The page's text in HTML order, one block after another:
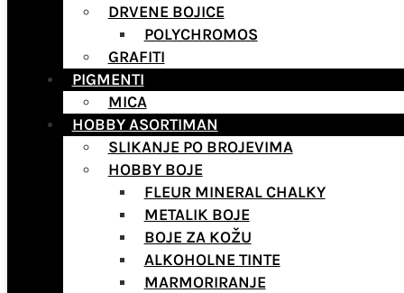
DRVENE BOJICE
POLYCHROMOS
GRAFITI
PIGMENTI
MICA
HOBBY ASORTIMAN
SLIKANJE PO BROJEVIMA
HOBBY BOJE
FLEUR MINERAL CHALKY
METALIK BOJE
BOJE ZA KOŽU
ALKOHOLNE TINTE
MARMORIRANJE